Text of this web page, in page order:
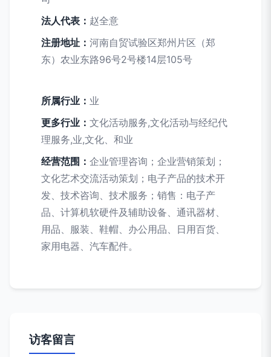
法人代表： 赵全意
注册地址： 河南自贸试验区郑州片区（郑
东）农业东路96号2号楼14层105号
所属行业： 业
更多行业： 文化活动服务,文化活动与经纪代
理服务,业,文化、和业
经营范围： 企业管理咨询；企业营销策划；
文化艺术交流活动策划；电子产品的技术开
发、技术咨询、技术服务；销售：电子产
品、计算机软硬件及辅助设备、通讯器材、
用品、服装、鞋帽、办公用品、日用百货、
家用电器、汽车配件。
访客留言